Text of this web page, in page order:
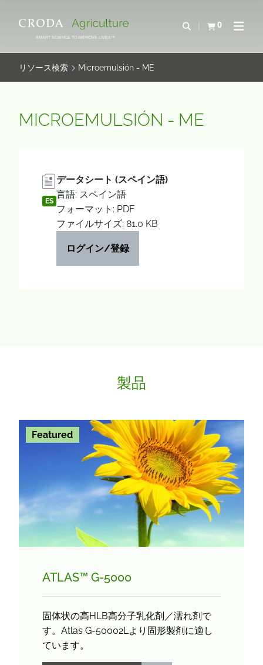
ン
を
ー
ス
SMART SCIENCE TO IMPROVE LIVES™
検索を開く
0
カートを確認す
ナビ
リソース検索 Microemulsión - ME
MICROEMULSIÓN - ME
ES
データシート (スペイン語)
言語: スペイン語
フォーマット: PDF
ファイルサイズ: 81.0 KB
ログイン/登録
製品
Featured
ATLAS™ G-5000
固体状の高HLB高分子乳化剤／濡れ剤で
す。Atlas G-50002Lより固形製剤に適し
ています。